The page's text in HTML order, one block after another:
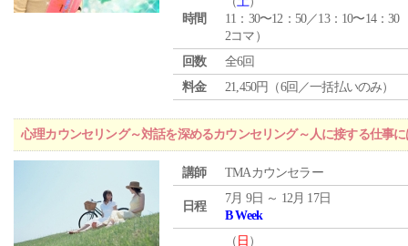
時間
11：30〜12：50／13：10〜14：30
2コマ）
回数
全6回
料金
21,450円（6回／一括払いのみ）
心理カウンセリング～対話を深めるカウンセリング～人に接する仕事
講師 TMAカウンセラー
日程
7月 9日 ～ 12月 17日
B Week
（ 日 ）